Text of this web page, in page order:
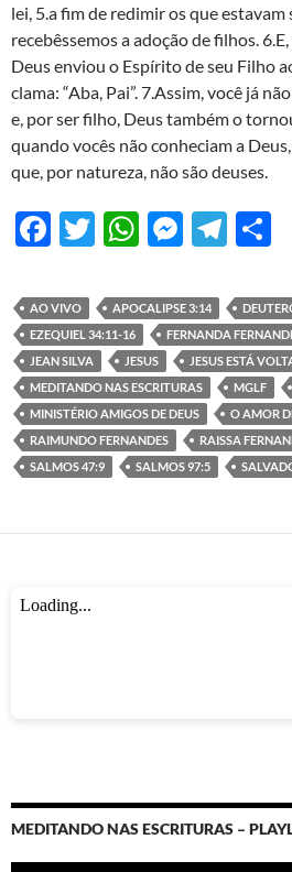
lei, 5.a fim de redimir os que estavam
recebêssemos a adoção de filhos.
Deus enviou o Espírito de seu Filho
clama: “Aba, Pai”. 7.Assim, você já
e, por ser filho, Deus também o
quando vocês não conheciam a
que, por natureza, não são deuses.
F
e
b
o
o
k
T
itt
er
W
at
s
A
p
p
M
se
n
g
er
T
e
gr
a
m
e
AO VIVO APOCALIPSE 3:14
EZEQUIEL 34:11-16
FERNANDA
JEAN SILVA
JESUS JESUS ESTÁ
MEDITANDO NAS ESCRITURAS
MGLF
MINISTÉRIO AMIGOS DE DEUS
O AMOR
RAIMUNDO FERNANDES
RAISSA
SALMOS 47:9
SALMOS 97:5
MEDITANDO NAS ESCRITURAS –